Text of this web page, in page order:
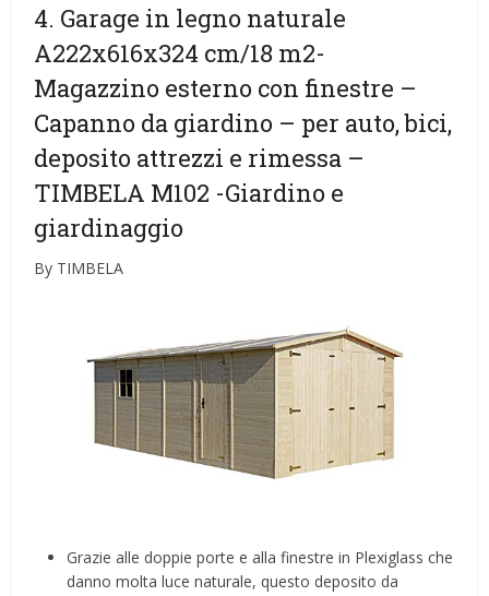
4. Garage in legno naturale
A222x616x324 cm/18 m2-
Magazzino esterno con finestre –
Capanno da giardino – per auto, bici,
deposito attrezzi e rimessa –
TIMBELA M102 -Giardino e
giardinaggio
By TIMBELA
Grazie alle doppie porte e alla finestre in Plexiglass che
danno molta luce naturale, questo deposito da